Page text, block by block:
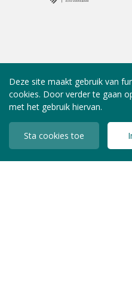
Deze site maakt gebruik van
cookies. Door verder te gaan
met het gebruik hiervan.
Sta cookies toe